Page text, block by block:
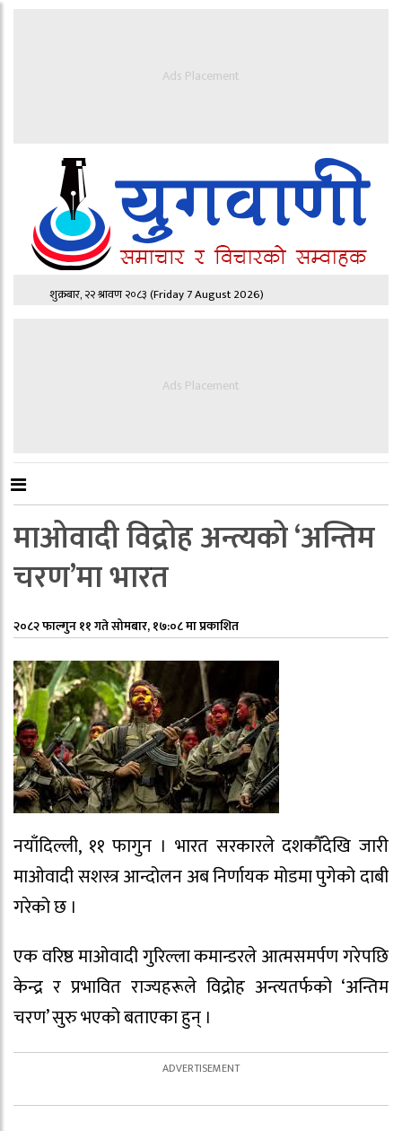
Ads Placement
शुक्रबार, २२ श्रावण २०८३(Friday 7 August 2026)
Ads Placement
माओवादी विद्रोह अन्त्यको ‘अन्तिम
चरण’मा भारत
२०८२ फाल्गुन ११ गते सोमबार, १७:०८ मा प्रकाशित
नयाँदिल्ली, ११ फागुन । भारत सरकारले दशकौँदेखि जारी
माओवादी सशस्त्र आन्दोलन अब निर्णायक मोडमा पुगेको दाबी
गरेको छ ।
एक वरिष्ठ माओवादी गुरिल्ला कमान्डरले आत्मसमर्पण गरेपछि
केन्द्र र प्रभावित राज्यहरूले विद्रोह अन्त्यतर्फको ‘अन्तिम
चरण’ सुरु भएको बताएका हुन् ।